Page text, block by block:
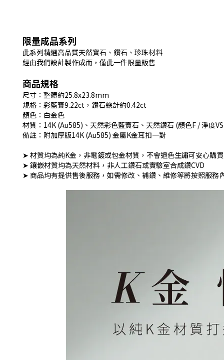
限量成品系列
此系列精選高品質天然寶石、鑽石、珍珠材料
經由我們設計製作成而，僅此一件限量販售
商品規格
尺寸：整體約25.8x23.8mm
規格：彩藍寶9.22ct，鑽石總計約0.42ct
顏色：白金色
材質：14K (Au585)、天然彩色藍寶石、天然鑽石 (顏色F / 淨度
備註：附加厚版14K (Au585) 金屬K金耳扣一對
➤ 材質均為純K金，非電鍍或包金材質，不會退色生鏽可安心購買
➤ 鑲嵌材質均為天然材料，非人工鑽石或實驗室合成鑽CVD
➤ 商品均有提供售後服務，如需修改、補鑽、維修等將按照服務